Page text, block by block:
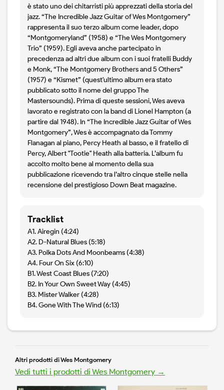
è stato uno dei chitarristi più apprezzati della storia del
jazz. “The Incredible Jazz Guitar of Wes Montgomery”
rappresenta il suo terzo album come leader, dopo
“Montgomeryland” (1958) e “The Wes Montgomery
Trio” (1959). Egli aveva anche partecipato in
precedenza ad altri due album con i suoi fratelli Buddy
e Monk, “The Montgomery Brothers and 5 Others”
(1957) e “Kismet” (quest'ultimo album era stato
pubblicato sotto il nome del gruppo The
Mastersounds). Prima di queste sessioni, Wes aveva
lavorato e registrato con la band di Lionel Hampton (a
partire dal 1948). In “The Incredible Jazz Guitar of Wes
Montgomery”, Wes è accompagnato da Tommy
Flanagan al piano, Percy Heath al basso, e il fratello di
Percy, Albert "Tootie" Heath alla batteria. L’album fu
accolto molto bene al momento della sua
pubblicazione ricevendo tra l’altro cinque stelle nella
recensione del prestigioso Down Beat magazine.
Tracklist
A1. Airegin (4:24)
A2. D-Natural Blues (5:18)
A3. Polka Dots And Moonbeams (4:38)
A4. Four On Six (6:10)
B1. West Coast Blues (7:20)
B2. In Your Own Sweet Way (4:45)
B3. Mister Walker (4:28)
B4. Gone With The Wind (6:13)
Altri prodotti di Wes Montgomery
Vedi tutti i prodotti di Wes Montgomery →